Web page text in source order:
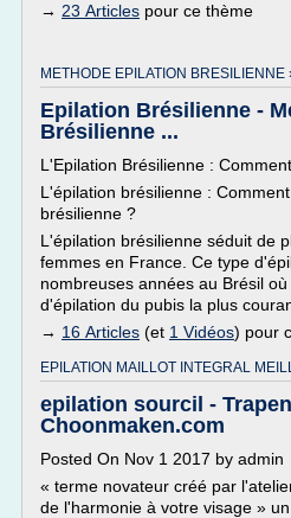
→ 23 Articles pour ce thème
METHODE EPILATION BRESILIENNE
Epilation Brésilienne -
Brésilienne ...
L'Epilation Brésilienne :
L'épilation brésilienne :
brésilienne ?
L'épilation brésilienne séduit de
femmes en France. Ce type
nombreuses années au Brésil
d'épilation du pubis la plus
→ 16 Articles (et 1 Vidéos) pour
EPILATION MAILLOT INTEGRAL
epilation sourcil -
Choonmaken.com
Posted On Nov 1 2017 by admin
« terme novateur créé par
de l'harmonie à votre visage »